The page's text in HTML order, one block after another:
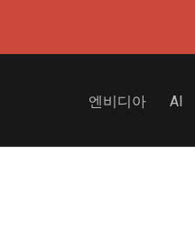
엔비디아 AI